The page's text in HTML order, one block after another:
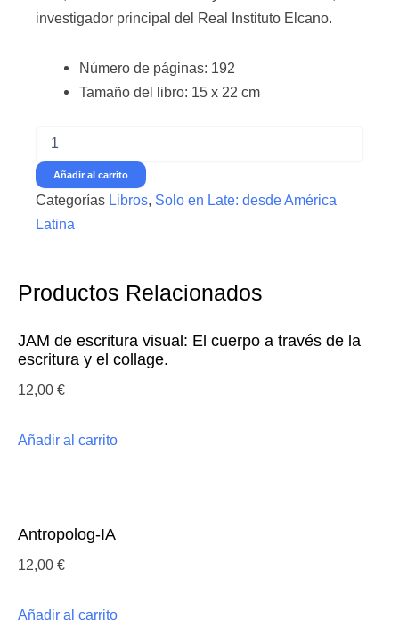
investigador principal del Real Instituto Elcano.
Número de páginas: 192
Tamaño del libro: 15 x 22 cm
Las
fuerzas
del
cielo.
Argentina,
Milei
-
y
Pablo
Mendez
Shiff
cantidad
Añadir al carrito
Categorías Libros, Solo en Late: desde América
Latina
Productos Relacionados
JAM de escritura visual: El cuerpo a través de la
escritura y el collage.
12,00 €
Añadir al carrito
Antropolog-IA
12,00 €
Añadir al carrito